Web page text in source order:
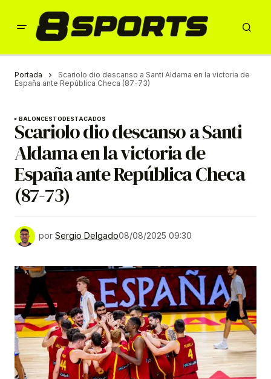
Portada
Scariolo dio descanso a Santi Aldama en la victoria de
España ante República Checa (87-73)
BALONCESTODESTACADOS
Scariolo dio descanso a Santi
Aldama en la victoria de
España ante República Checa
(87-73)
por Sergio Delgado08/08/2025 09:30